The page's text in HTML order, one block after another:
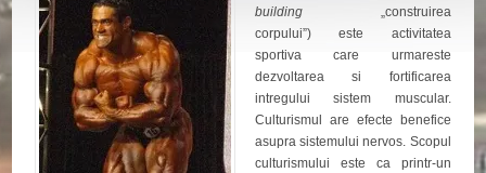
building „construirea
corpului”) este activitatea
sportiva care urmareste
dezvoltarea si fortificarea
intregului sistem muscular.
Culturismul are efecte benefice
asupra sistemului nervos. Scopul
culturismului este ca printr-un